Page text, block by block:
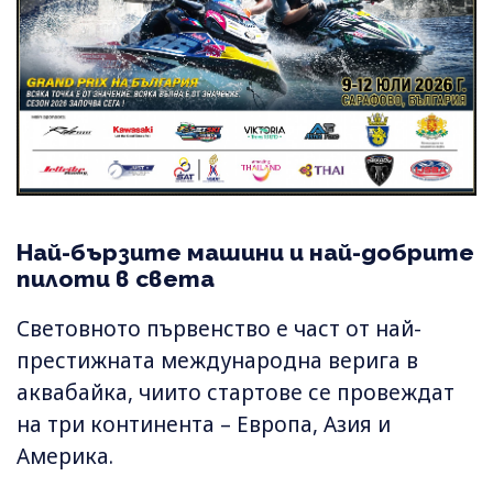
Най-бързите машини и най-добрите
пилоти в света
Световното първенство е част от най-
престижната международна верига в
аквабайка, чиито стартове се провеждат
на три континента – Европа, Азия и
Америка.